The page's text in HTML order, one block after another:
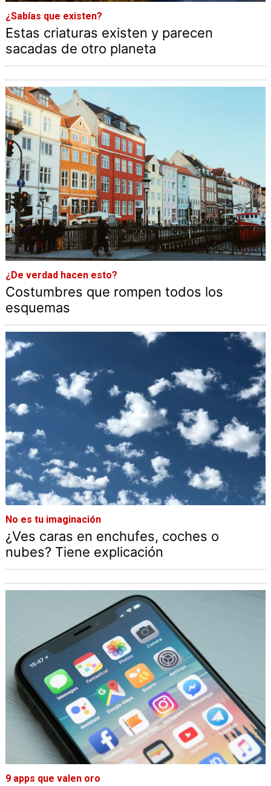
¿Sabías que existen?
Estas criaturas existen y parecen
sacadas de otro planeta
¿De verdad hacen esto?
Costumbres que rompen todos los
esquemas
No es tu imaginación
¿Ves caras en enchufes, coches o
nubes? Tiene explicación
9 apps que valen oro